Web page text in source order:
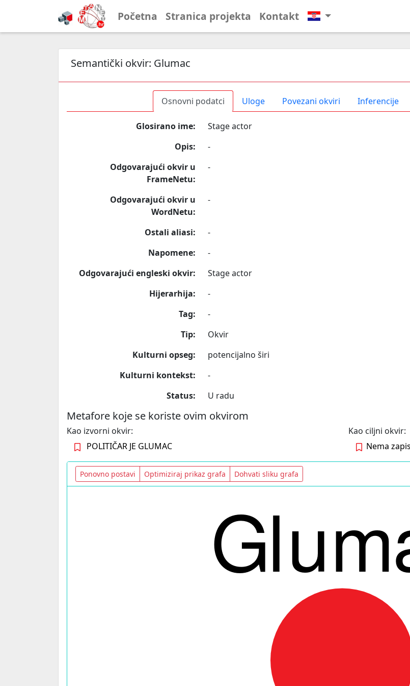
Početna Stranica projekta Kontakt
Semantički okvir: Glumac
Osnovni podatci Uloge Povezani okviri Inferencije
Glosirano ime:
Stage actor
Opis:
-
Odgovarajući okvir u
FrameNetu:
-
Odgovarajući okvir u
WordNetu:
-
Ostali aliasi:
-
Napomene:
-
Odgovarajući engleski okvir:
Stage actor
Hijerarhija:
-
Tag:
-
Tip:
Okvir
Kulturni opseg:
potencijalno širi
Kulturni kontekst:
-
Status:
U radu
Metafore koje se koriste ovim okvirom
Kao izvorni okvir:
POLITIČAR JE GLUMAC
Kao ciljni okvir:
Nema
Ponovno postavi Optimiziraj prikaz grafa Dohvati sliku grafa